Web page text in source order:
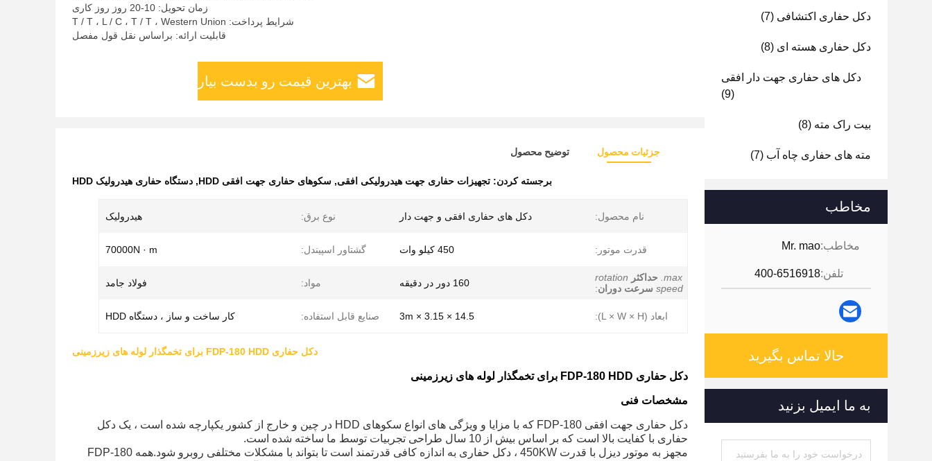
دکل حفاری اکتشافی (7)
دکل حفاری هسته ای (8)
دکل های حفاری جهت دار افقی
(9)
بیت راک مته (8)
مته های حفاری چاه آب (7)
مخاطب
مخاطب:Mr. mao
تلفن:400-6516918
حالا تماس بگیرید
به ما ایمیل بزنید
زمان تحویل: 10-20 روز روز کاری
شرایط پرداخت: T / T ، L / C ، T / T ، Western Union
قابلیت ارائه: براساس نقل قول مفصل
بهترین قیمت رو بدست بیار
جزئیات محصول توضیح محصول
برجسته کردن: تجهیزات حفاری جهت هیدرولیکی افقی, سکوهای حفاری جهت افقی HDD , دستگاه حفاری هیدرولیک HDD
نام محصول: دکل های حفاری افقی و جهت دار نوع برق: هیدرولیک
قدرت موتور: 450 کیلو وات گشتاور اسپیندل: 70000N · m
max. حداکثر rotation
speed سرعت دوران: 160 دور در دقیقه مواد: فولاد جامد
ابعاد (L × W × H): 14.5 × 3.15 × 3m صنایع قابل استفاده: کار ساخت و ساز ، دستگاه HDD
دکل حفاری FDP-180 HDD برای تخمگذار لوله های زیرزمینی
دکل حفاری FDP-180 HDD برای تخمگذار لوله های زیرزمینی
مشخصات فنی
دکل حفاری جهت افقی FDP-180 که با مزایا و ویژگی های انواع سکوهای HDD در چین و خارج از کشور یکپارچه شده است ، یک دکل
حفاری با کفایت بالا است که بر اساس بیش از 10 سال طراحی تجربیات توسط ما ساخته شده است.
مجهز به موتور دیزل با قدرت 450KW ، دکل حفاری به اندازه کافی قدرتمند است تا بتواند با مشکلات مختلفی روبرو شود.همه FDP-180